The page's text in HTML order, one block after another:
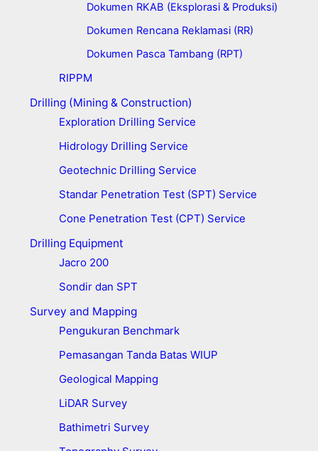
Dokumen RKAB (Eksplorasi & Produksi)
Dokumen Rencana Reklamasi (RR)
Dokumen Pasca Tambang (RPT)
RIPPM
Drilling (Mining & Construction)
Exploration Drilling Service
Hidrology Drilling Service
Geotechnic Drilling Service
Standar Penetration Test (SPT) Service
Cone Penetration Test (CPT) Service
Drilling Equipment
Jacro 200
Sondir dan SPT
Survey and Mapping
Pengukuran Benchmark
Pemasangan Tanda Batas WIUP
Geological Mapping
LiDAR Survey
Bathimetri Survey